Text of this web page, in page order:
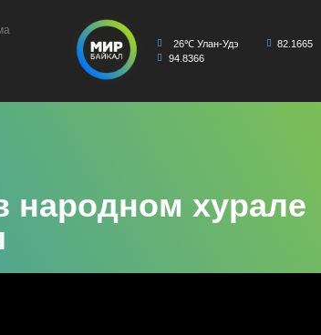
26℃ Улан-Удэ
82.1665
94.8366
народном хурале